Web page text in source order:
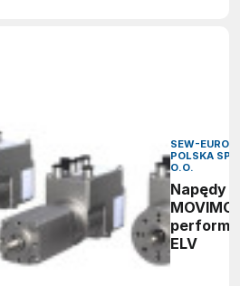
SEW-
POLSKA SP.
O.O.
Napędy
ELV